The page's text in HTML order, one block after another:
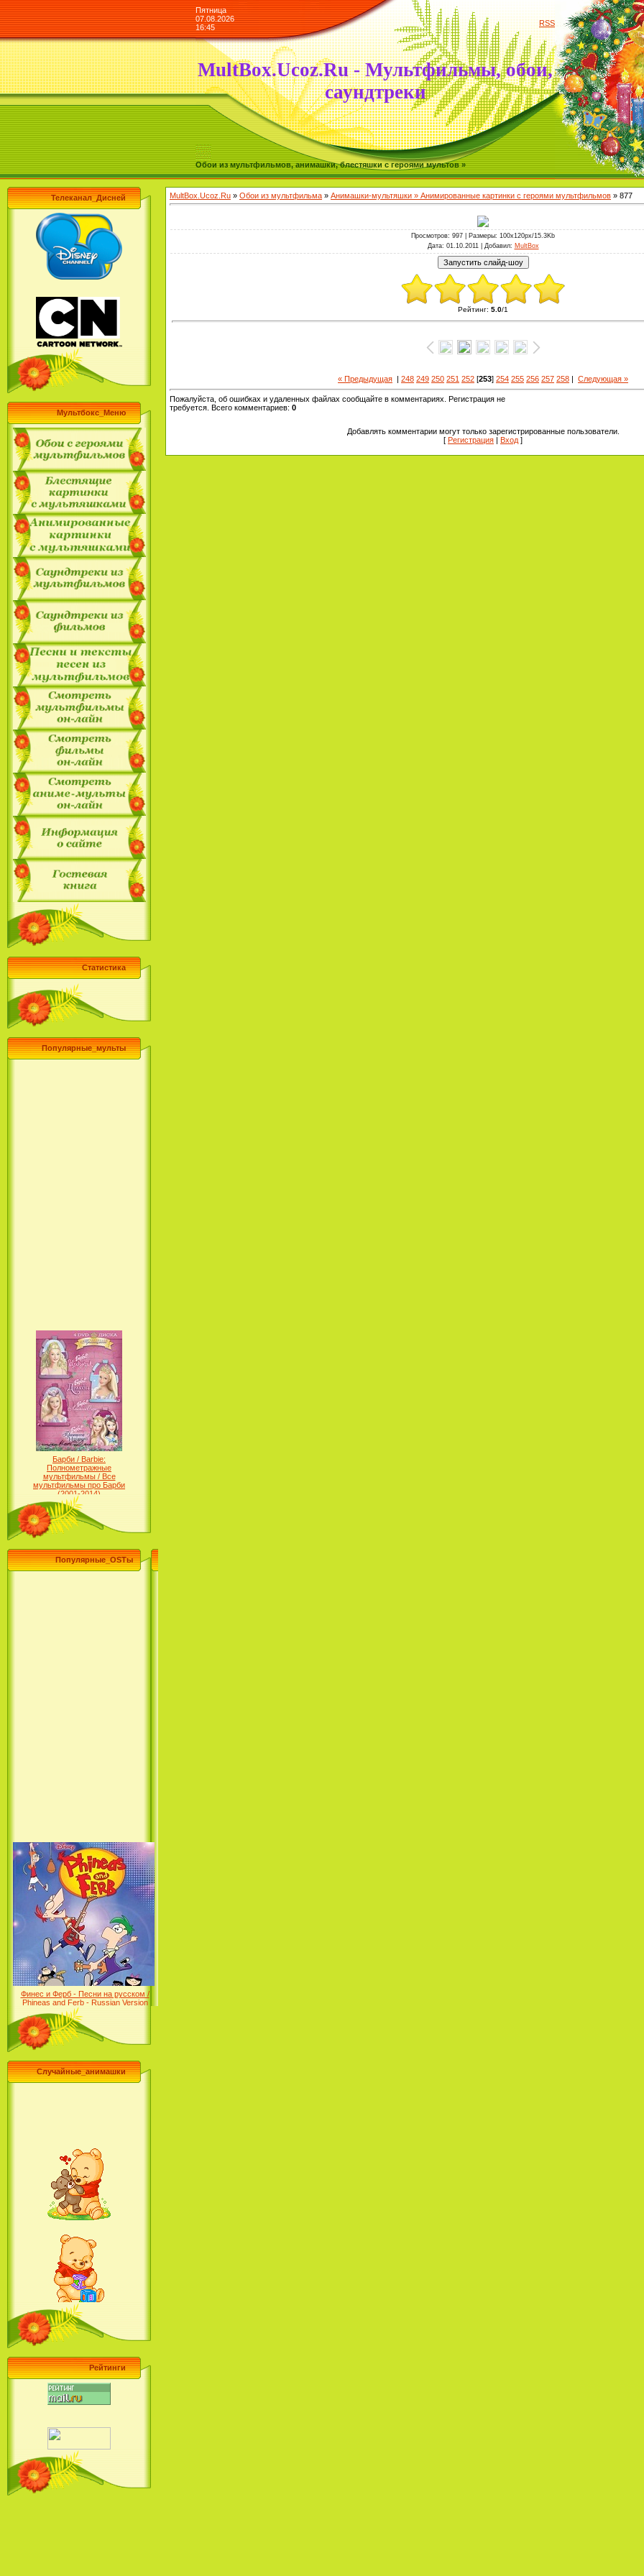
Пятница
07.08.2026
16:45
RSS
MultBox.Ucoz.Ru - Мультфильмы, обои,
саундтреки
Обои из мультфильмов, анимашки, блестяшки с героями мультов »
Телеканал_Дисней
Мультбокс_Меню
Статистика
Популярные_мульты
Барби / Barbie:
Полнометражные
мультфильмы / Все
мультфильмы про Барби
(2001-2014)
Фархат: Принц Персии /
Farhat: The Prince of the
Desert (сериал) (2004)
Лило и Стич: Сериал (2
Русалочка: Начало истории
Ариэль / The Little Mermaid:
Ariel's Beginning (2008)
Наша Маша и Волшебный
Популярные_OSTы
Финес и Ферб - Песни на русском /
Phineas and Ferb - Russian Version
(2009-2011)
Лучшее песни из мультфильмов
Диснея / Best Of Disney [Star Edition]
(1999)
Барби поет! Коллекция песен
кинопринцесс / Barbie Sings! The
Случайные_анимашки
Рейтинги
MultBox.Ucoz.Ru » Обои из мультфильма » Анимашки-мультяшки » Анимированные картинки с героями мультфильмов » 877
Просмотров: 997 | Размеры: 100x120px/15.3Kb
Дата: 01.10.2011 | Добавил: MultBox
Рейтинг: 5.0/1
« Предыдущая | 248 249 250 251 252 [253] 254 255 256 257 258 | Следующая »
Пожалуйста, об ошибках и удаленных файлах сообщайте в комментариях. Регистрация не
требуется. Всего комментариев: 0
Добавлять комментарии могут только зарегистрированные пользователи.
[ Регистрация Вход ]